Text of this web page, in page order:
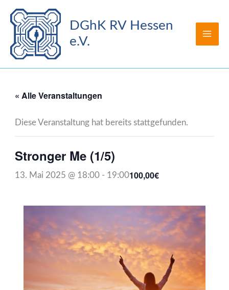
Inhalt
springen
DGhK RV Hessen
e.V.
« Alle Veranstaltungen
Diese Veranstaltung hat bereits stattgefunden.
Stronger Me (1/5)
13. Mai 2025 @ 18:00 - 19:00100,00€